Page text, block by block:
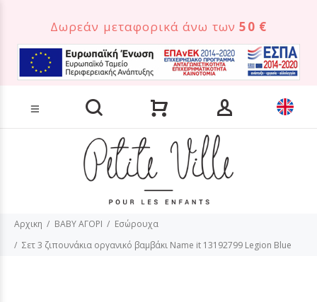
Δωρεάν μεταφορικά άνω των50 €
Αρχικη BABY ΑΓΟΡΙ
Εσώρουχα
Σετ 3 ζιπουνάκια οργανικό βαμβάκι Name it 13192799 Legion Blue